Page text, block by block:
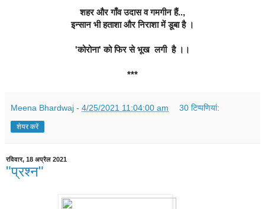
शहर और गाँव उदास व गमगीन हैं..,
इन्सान भी हताशा और निराशा में डूबा है ।
'कोरोना' को फिर से भूख  लगी  है ।।
***
Meena Bhardwaj - 4/25/2021 11:04:00 am 30 टिप्‍पणियां:
शेयर करें
रविवार, 18 अप्रैल 2021
"प्रश्न"